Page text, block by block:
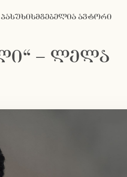
ავტორი
– ლელა